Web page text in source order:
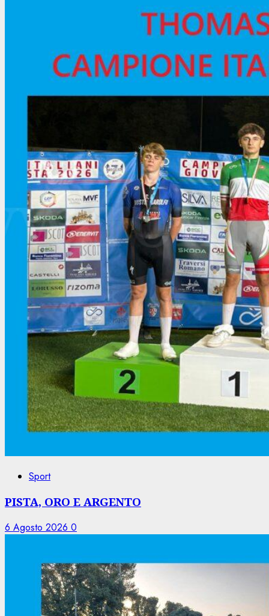
Sport
PISTA, ORO E ARGENTO
6 Agosto 2026 0